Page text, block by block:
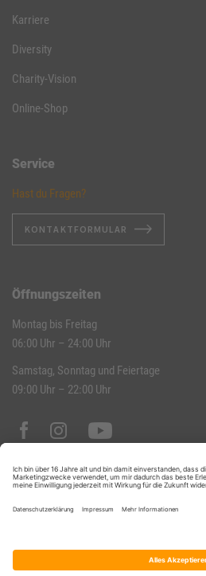
Karriere
Diversity
Charity-Vision
Online-Shop
Service
Hast du Fragen?
KONTAKTFORMULAR
Öffnungszeiten
Montag bis Freitag
06:00 Uhr – 24:00 Uhr
Samstag, Sonntag und Feiertage
09:00 Uhr – 22:00 Uhr